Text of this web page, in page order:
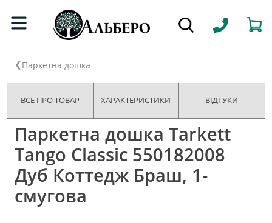
Паркетна дошка
ВСЕ ПРО ТОВАР ХАРАКТЕРИСТИКИ ВІДГУКИ
Паркетна дошка Tarkett
Tango Classic 550182008
Дуб Коттедж Браш, 1-
смугова